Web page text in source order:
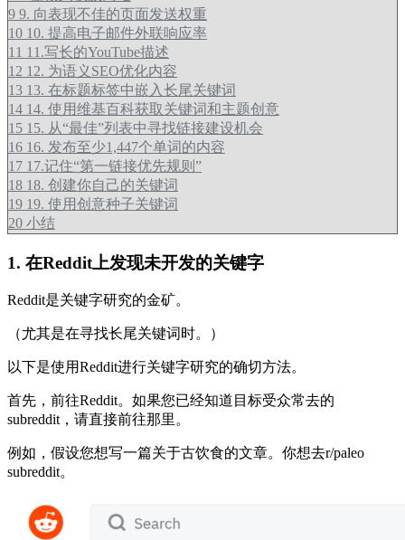
9 9. 向表现不佳的页面发送权重
10 10. 提高电子邮件外联响应率
11 11.写长的YouTube描述
12 12. 为语义SEO优化内容
13 13. 在标题标签中嵌入长尾关键词
14 14. 使用维基百科获取关键词和主题创意
15 15. 从“最佳”列表中寻找链接建设机会
16 16. 发布至少1,447个单词的内容
17 17.记住“第一链接优先规则”
18 18. 创建你自己的关键词
19 19. 使用创意种子关键词
20 小结
1. 在Reddit上发现未开发的关键字
Reddit是关键字研究的金矿。
（尤其是在寻找长尾关键词时。）
以下是使用Reddit进行关键字研究的确切方法。
首先，前往Reddit。如果您已经知道目标受众常去的
subreddit，请直接前往那里。
例如，假设您想写一篇关于古饮食的文章。你想去r/paleo
subreddit。